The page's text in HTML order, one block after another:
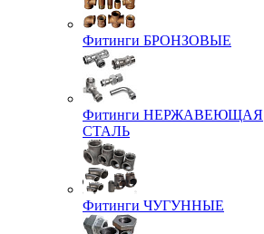
Фитинги БРОНЗОВЫЕ
Фитинги НЕРЖАВЕЮЩАЯ
СТАЛЬ
Фитинги ЧУГУННЫЕ